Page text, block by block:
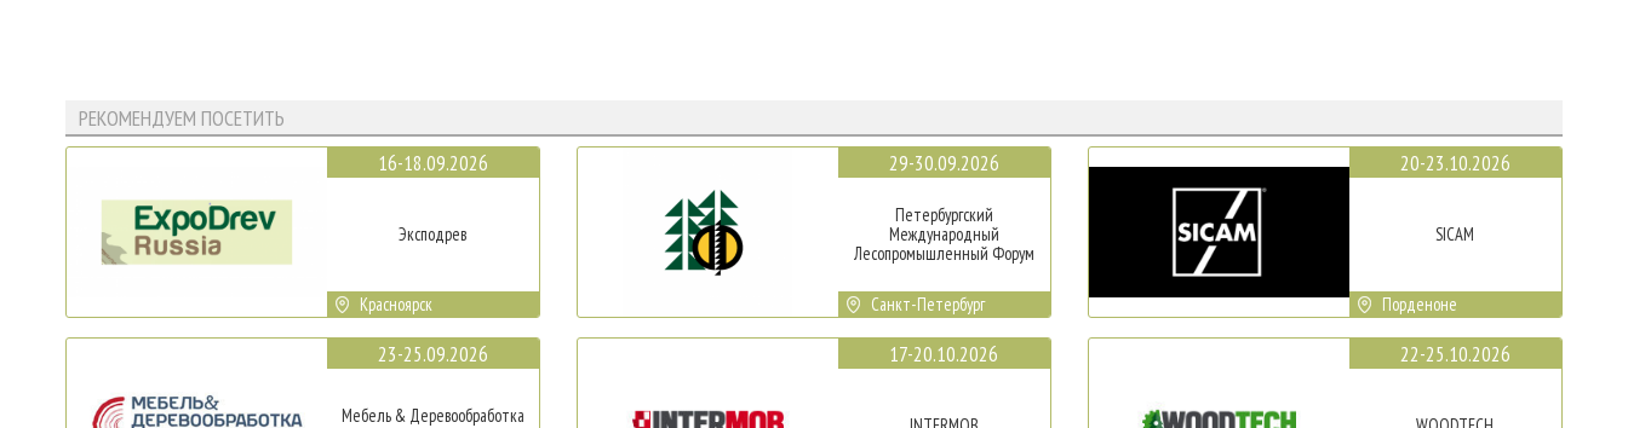
РЕКОМЕНДУЕМ ПОСЕТИТЬ
16-18.09.2026
Эксподрев
Красноярск
23-25.09.2026
Мебель & Деревообработка
29-30.09.2026
Петербургский
Международный
Лесопромышленный Форум
Санкт-Петербург
17-20.10.2026
20-23.10.2026
SICAM
Порденоне
22-25.10.2026